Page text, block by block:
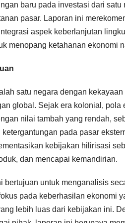
baru pada investasi dari
pasar. Laporan ini
aspek keberlanjutan
menopang ketahanan ekonomi
satu negara dengan
global. Sejak era kolonial,
nilai tambah yang rendah,
pada pasar
kebijakan hilirisasi
dan mencapai kemandirian.
bertujuan untuk menganalisis
pada keberhasilan ekonomi
lebih luas dari kebijakan ini.